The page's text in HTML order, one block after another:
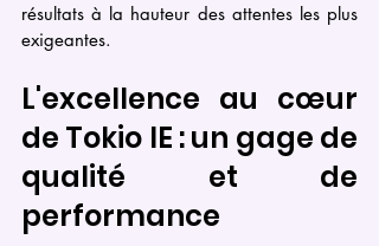
résultats à la hauteur des attentes les plus
exigeantes.
L'excellence au cœur
de Tokio IE : un gage de
qualité et de
performance